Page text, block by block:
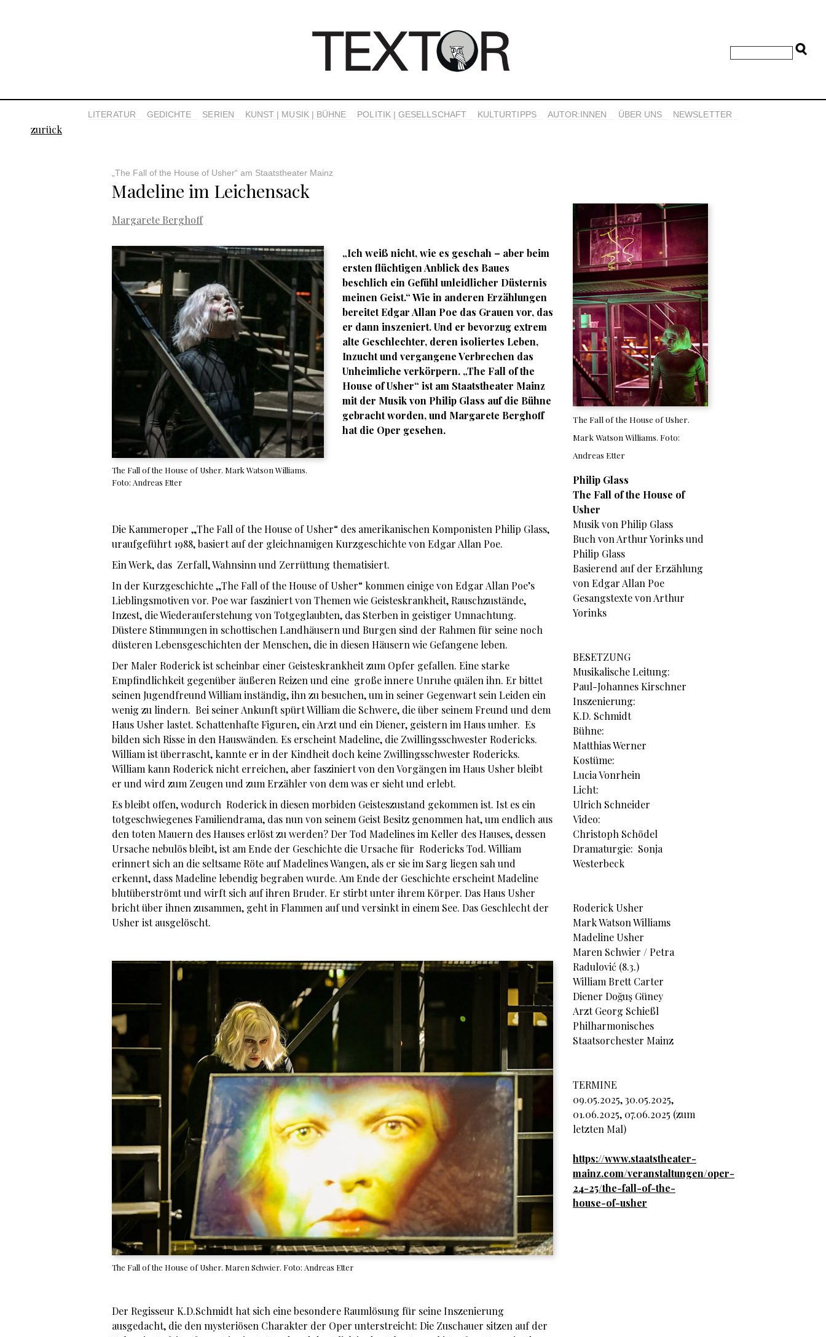
LITERATUR GEDICHTE SERIEN KUNST | MUSIK | BÜHNE POLITIK | GESELLSCHAFT KULTURTIPPS AUTOR:INNEN ÜBER UNS NEWSLETTER
zurück
„The Fall of the House of Usher“ am Staatstheater Mainz
Madeline im Leichensack
Margarete Berghoff
The Fall of the House of Usher. Mark Watson Williams.
Foto: Andreas Etter
„Ich weiß nicht, wie es geschah – aber beim
ersten flüchtigen Anblick des Baues
beschlich ein Gefühl unleidlicher Düsternis
meinen Geist.“ Wie in anderen Erzählungen
bereitet Edgar Allan Poe das Grauen vor, das
er dann inszeniert. Und er bevorzug extrem
alte Geschlechter, deren isoliertes Leben,
Inzucht und vergangene Verbrechen das
Unheimliche verkörpern. „The Fall of the
House of Usher“ ist am Staatstheater Mainz
mit der Musik von Philip Glass auf die Bühne
gebracht worden, und Margarete Berghoff
hat die Oper gesehen.
Die Kammeroper „The Fall of the House of Usher“ des amerikanischen Komponisten Philip Glass,
uraufgeführt 1988, basiert auf der gleichnamigen Kurzgeschichte von Edgar Allan Poe.
Ein Werk, das Zerfall, Wahnsinn und Zerrüttung thematisiert.
In der Kurzgeschichte „The Fall of the House of Usher“ kommen einige von Edgar Allan Poe’s
Lieblingsmotiven vor. Poe war fasziniert von Themen wie Geisteskrankheit, Rauschzustände,
Inzest, die Wiederauferstehung von Totgeglaubten, das Sterben in geistiger Umnachtung.
Düstere Stimmungen in schottischen Landhäusern und Burgen sind der Rahmen für seine noch
düsteren Lebensgeschichten der Menschen, die in diesen Häusern wie Gefangene leben.
Der Maler Roderick ist scheinbar einer Geisteskrankheit zum Opfer gefallen. Eine starke
Empfindlichkeit gegenüber äußeren Reizen und eine große innere Unruhe quälen ihn. Er bittet
seinen Jugendfreund William inständig, ihn zu besuchen, um in seiner Gegenwart sein Leiden ein
wenig zu lindern. Bei seiner Ankunft spürt William die Schwere, die über seinem Freund und dem
Haus Usher lastet. Schattenhafte Figuren, ein Arzt und ein Diener, geistern im Haus umher. Es
bilden sich Risse in den Hauswänden. Es erscheint Madeline, die Zwillingsschwester Rodericks.
William ist überrascht, kannte er in der Kindheit doch keine Zwillingsschwester Rodericks.
William kann Roderick nicht erreichen, aber fasziniert von den Vorgängen im Haus Usher bleibt
er und wird zum Zeugen und zum Erzähler von dem was er sieht und erlebt.
Es bleibt offen, wodurch Roderick in diesen morbiden Geisteszustand gekommen ist. Ist es ein
totgeschwiegenes Familiendrama, das nun von seinem Geist Besitz genommen hat, um endlich aus
den toten Mauern des Hauses erlöst zu werden? Der Tod Madelines im Keller des Hauses, dessen
Ursache nebulös bleibt, ist am Ende der Geschichte die Ursache für Rodericks Tod. William
erinnert sich an die seltsame Röte auf Madelines Wangen, als er sie im Sarg liegen sah und
erkennt, dass Madeline lebendig begraben wurde. Am Ende der Geschichte erscheint Madeline
blutüberströmt und wirft sich auf ihren Bruder. Er stirbt unter ihrem Körper. Das Haus Usher
bricht über ihnen zusammen, geht in Flammen auf und versinkt in einem See. Das Geschlecht der
Usher ist ausgelöscht.
The Fall of the House of Usher. Maren Schwier. Foto: Andreas Etter
Der Regisseur K.D.Schmidt hat sich eine besondere Raumlösung für seine Inszenierung
ausgedacht, die den mysteriösen Charakter der Oper unterstreicht: Die Zuschauer sitzen auf der
The Fall of the House of Usher.
Mark Watson Williams. Foto:
Andreas Etter
Philip Glass
The Fall of the House of
Usher
Musik von Philip Glass
Buch von Arthur Yorinks und
Philip Glass
Basierend auf der Erzählung
von Edgar Allan Poe
Gesangstexte von Arthur
Yorinks
BESETZUNG
Musikalische Leitung:
Paul-Johannes Kirschner
Inszenierung:
K.D. Schmidt
Bühne:
Matthias Werner
Kostüme:
Lucia Vonrhein
Licht:
Ulrich Schneider
Video:
Christoph Schödel
Dramaturgie: Sonja
Westerbeck
Roderick Usher
Mark Watson Williams
Madeline Usher
Maren Schwier / Petra
Radulović (8.3.)
William Brett Carter
Diener Doğuş Güney
Arzt Georg Schießl
Philharmonisches
Staatsorchester Mainz
TERMINE
09.05.2025, 30.05.2025,
01.06.2025, 07.06.2025 (zum
letzten Mal)
https://www.staatstheater-
mainz.com/veranstaltungen/oper-
24-25/the-fall-of-the-
house-of-usher